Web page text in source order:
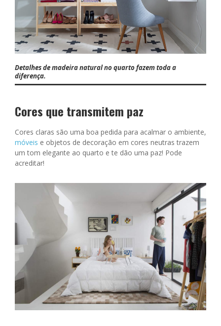
Detalhes de madeira natural no quarto fazem toda a
diferença.
Cores que transmitem paz
Cores claras são uma boa pedida para acalmar o ambiente,
móveis e objetos de decoração em cores neutras trazem
um tom elegante ao quarto e te dão uma paz! Pode
acreditar!